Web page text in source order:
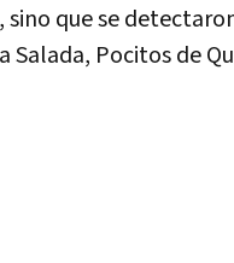
sino que se
Salada, Pocitos de